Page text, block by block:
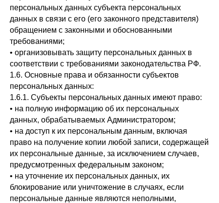
персональных данных субъекта персональных
данных в связи с его (его законного представителя)
обращением с законными и обоснованными
требованиями;
• организовывать защиту персональных данных в
соответствии с требованиями законодательства РФ.
1.6. Основные права и обязанности субъектов
персональных данных:
1.6.1. Субъекты персональных данных имеют право:
• на полную информацию об их персональных
данных, обрабатываемых Администратором;
• на доступ к их персональным данным, включая
право на получение копии любой записи, содержащей
их персональные данные, за исключением случаев,
предусмотренных федеральным законом;
• на уточнение их персональных данных, их
блокирование или уничтожение в случаях, если
персональные данные являются неполными,